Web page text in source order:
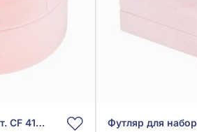
Футляр для обручок, арт. CF 4108и